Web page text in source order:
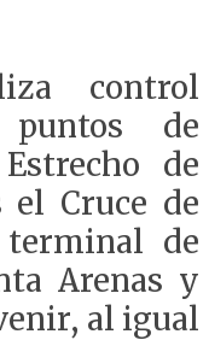
control
de
de
el Cruce de
terminal de
Arenas y
al igual